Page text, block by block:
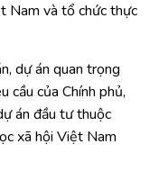
Nam và tổ chức thực
dự án quan trọng
cầu của Chính phủ,
án đầu tư thuộc
xã hội Việt Nam